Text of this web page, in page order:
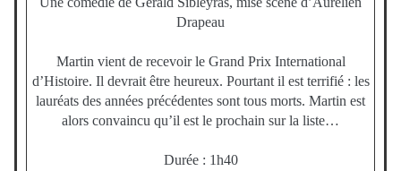
Drapeau
Martin vient de recevoir le Grand Prix International
d’Histoire. Il devrait être heureux. Pourtant il est terrifié : les
lauréats des années précédentes sont tous morts. Martin est
alors convaincu qu’il est le prochain sur la liste…
Durée : 1h40